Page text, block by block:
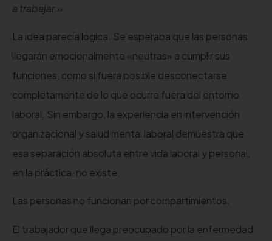
a trabajar.»
La idea parecía lógica. Se esperaba que las personas
llegaran emocionalmente «neutras» a cumplir sus
funciones, como si fuera posible desconectarse
completamente de lo que ocurre fuera del entorno
laboral. Sin embargo, la experiencia en intervención
organizacional y salud mental laboral demuestra que
esa separación absoluta entre vida laboral y personal,
en la práctica, no existe.
Las personas no funcionan por compartimientos.
El trabajador que llega preocupado por la enfermedad